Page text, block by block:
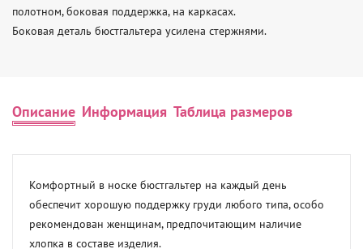
полотном, боковая поддержка, на каркасах.
Боковая деталь бюстгальтера усилена стержнями.
Описание Информация Таблица размеров
Комфортный в носке бюстгальтер на каждый день
обеспечит хорошую поддержку груди любого типа, особо
рекомендован женщинам, предпочитающим наличие
хлопка в составе изделия.